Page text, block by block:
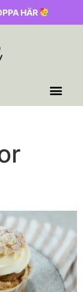
HÄR